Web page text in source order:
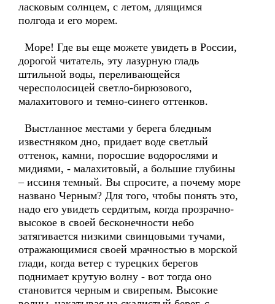
ласковым солнцем, с летом, длящимся
полгода и его морем.
Море! Где вы еще можете увидеть в России,
дорогой читатель, эту лазурную гладь
штильной воды, переливающейся
чересполосицей светло-бирюзового,
малахитового и темно-синего оттенков.
Выстланное местами у берега бледным
известняком дно, придает воде светлый
оттенок, камни, поросшие водорослями и
мидиями, - малахитовый, а большие глубины
– иссиня темный. Вы спросите, а почему море
названо Черным? Для того, чтобы понять это,
надо его увидеть сердитым, когда прозрачно-
высокое в своей бесконечности небо
затягивается низкими свинцовыми тучами,
отражающимися своей мрачностью в морской
глади, когда ветер с турецких берегов
поднимает крутую волну - вот тогда оно
становится черным и свирепым. Высокие